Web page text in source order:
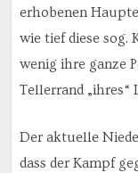
erhobenen
wie tief diese sog.
wenig ihre ganze
Tellerrand „ihres“
Der aktuelle
dass der Kampf